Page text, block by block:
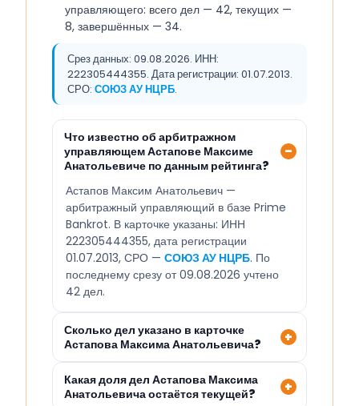
управляющего: всего дел — 42, текущих —
8, завершённых — 34.
Срез данных: 09.08.2026. ИНН:
222305444355. Дата регистрации: 01.07.2013.
СРО: СОЮЗ АУ НЦРБ.
Что известно об арбитражном
управляющем Астапове Максиме
Анатольевиче по данным рейтинга?
Астапов Максим Анатольевич —
арбитражный управляющий в базе Prime
Bankrot. В карточке указаны: ИНН
222305444355, дата регистрации
01.07.2013, СРО — СОЮЗ АУ НЦРБ. По
последнему срезу от 09.08.2026 учтено
42 дел.
Сколько дел указано в карточке
Астапова Максима Анатольевича?
Какая доля дел Астапова Максима
Анатольевича остаётся текущей?